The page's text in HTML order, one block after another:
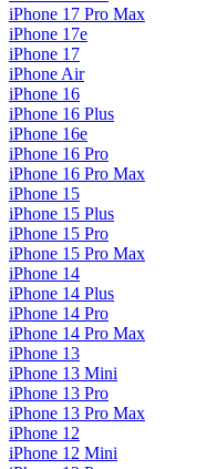
iPhone 17 Pro Max
iPhone 17e
iPhone 17
iPhone Air
iPhone 16
iPhone 16 Plus
iPhone 16e
iPhone 16 Pro
iPhone 16 Pro Max
iPhone 15
iPhone 15 Plus
iPhone 15 Pro
iPhone 15 Pro Max
iPhone 14
iPhone 14 Plus
iPhone 14 Pro
iPhone 14 Pro Max
iPhone 13
iPhone 13 Mini
iPhone 13 Pro
iPhone 13 Pro Max
iPhone 12
iPhone 12 Mini